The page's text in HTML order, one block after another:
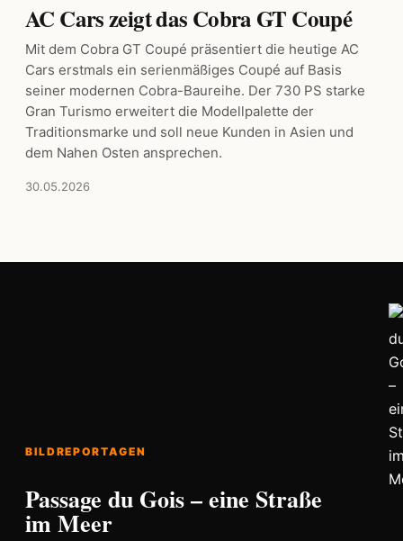
AC Cars zeigt das Cobra GT Coupé
Mit dem Cobra GT Coupé präsentiert die heutige AC
Cars erstmals ein serienmäßiges Coupé auf Basis
seiner modernen Cobra-Baureihe. Der 730 PS starke
Gran Turismo erweitert die Modellpalette der
Traditionsmarke und soll neue Kunden in Asien und
dem Nahen Osten ansprechen.
30.05.2026
BILDREPORTAGEN
Passage du Gois – eine Straße
im Meer